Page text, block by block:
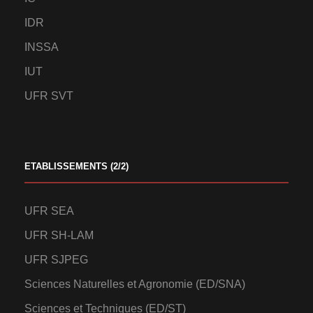
IDR
INSSA
IUT
UFR SVT
ETABLISSEMENTS (2/2)
UFR SEA
UFR SH-LAM
UFR SJPEG
Sciences Naturelles et Agronomie (ED/SNA)
Sciences et Techniques (ED/ST)